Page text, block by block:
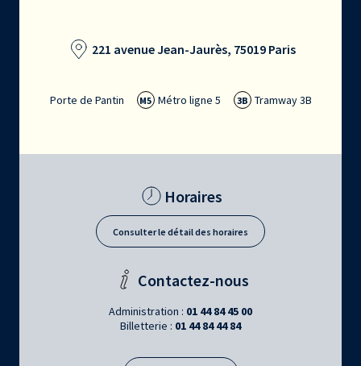
221 avenue Jean-Jaurès, 75019 Paris
Porte de Pantin M5 Métro ligne 5 3B Tramway 3B
Horaires
Consulter le détail des horaires
Contactez-nous
Administration : 01 44 84 45 00
Billetterie : 01 44 84 44 84